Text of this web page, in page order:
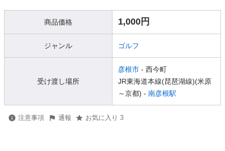
商品価格 1,000円
ジャンル ゴルフ
受け渡し場所
彦根市 - 西今町
JR東海道本線(琵琶湖線)(米原
～京都) - 南彦根駅
注意事項 通報 お気に入り 3